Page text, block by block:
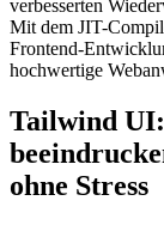
verbesserten
Mit dem JIT-
Frontend-
hochwertige
Tailwind
ohne Stress